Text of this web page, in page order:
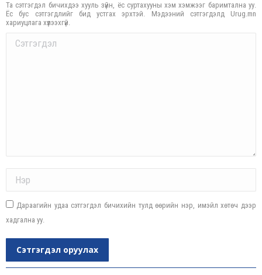
Та сэтгэгдэл бичихдээ хууль зүйн, ёс суртахууны хэм хэмжээг баримтална уу.
Ёс бус сэтгэгдлийг бид устгах эрхтэй. Мэдээний сэтгэгдэлд Urug.mn
хариуцлага хүлээхгүй.
Comment
Дараагийн удаа сэтгэгдэл бичихийн тулд өөрийн нэр, имэйл хөтөч дээр
хадгална уу.
Сэтгэгдэл оруулах